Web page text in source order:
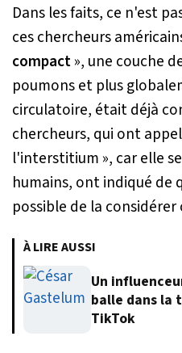
Dans les faits, ce n'est
ces chercheurs
compact», une couche
poumons et plus
circulatoire, était déjà
chercheurs, qui ont
l'interstitium », car elle
humains, ont indiqué de
possible de la
À LIRE AUSSI
Un
balle dans la
TikTok